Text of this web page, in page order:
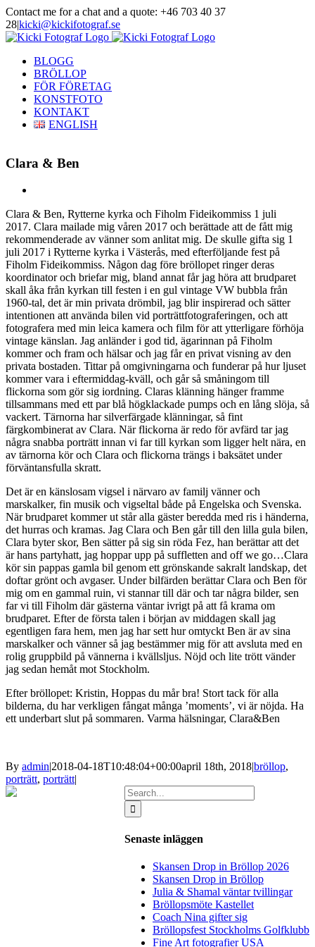
Skip
to
content
Contact me for a chat and a quote: +46 703 40 37
28|kicki@kickifotograf.se
Instagram
Facebook
BLOGG
BRÖLLOP
FÖR FÖRETAG
KONSTFOTO
KONTAKT
ENGLISH
Clara & Ben
Image
Clara & Ben, Rytterne kyrka och Fiholm Fideikommiss 1 juli
2017. Clara mailade mig våren 2017 och berättade att de fått mig
rekommenderade av vänner som anlitat mig. De skulle gifta sig 1
juli 2017 i Rytterne kyrka i Västerås, med efterföljande fest på
Fiholm Fideikommiss. Någon dag före bröllopet ringer deras
koordinator och briefar mig, bland annat får jag höra att brudparet
skall åka från kyrkan till festen i en gul vintage VW bubbla från
1960-tal, det är min privata drömbil, jag blir inspirerad och sätter
intentionen att använda bilen vid porträttfotograferingen, och att
fotografera med min leica kamera och film för att ytterligare förhöja
vintage känslan. Jag anländer i god tid, ägarinnan på Fiholm
kommer och fram och hälsar och jag får en privat visning av den
privata bostaden. Tittar på omgivningarna och funderar på hur ljuset
kommer vara i eftermiddag-kväll, och går så småningom till
flickorna som gör sig iordning. Claras klänning hänger framme
tillsammans med ett par blå högklackade pumps och en lång slöja, så
vackert. Tärnorna har silverfärgade klänningar, så fint
färgkombinerat av Clara. När flickorna är redo för avfärd tar jag
några snabba porträtt innan vi far till kyrkan som ligger helt nära, en
av tärnorna kör och Clara och flickorna trängs i baksätet under
förväntansfulla skratt.
Det är en känslosam vigsel i närvaro av familj vänner och
marskalker, fin musik och vigseltal både på Engelska och Svenska.
När brudparet kommer ut står alla gäster beredda med ris i händerna,
det hurras och kramas. Jag Clara och Ben går till den lilla gula bilen,
Clara byter skor, Ben sätter på sig sin röda Fez, han berättar att det
är hans partyhatt, jag hoppar upp på suffletten and off we go…Clara
kör sin pappas gamla bil genom ett grönskande sakralt landskap, det
doftar grönt och avgaser. Under bilfärden berättar Clara och Ben för
mig om en gammal ruin, vi stannar till där och tar några bilder, sen
far vi till Fiholm där gästerna väntar ivrigt på att få krama om
brudparet. Efter de första talen i början av middagen skall jag
egentligen fara hem, men jag har sett hur omtyckt Ben är av sina
marskalker och vänner så jag bestämmer mig för att avsluta med en
rolig gruppbild på vännerna i kvällsljus. Nöjd och lite trött vänder
jag sedan hemåt mot Stockholm.
Efter bröllopet: Kristin, Hoppas du mår bra! Stort tack för alla
bilderna, du har verkligen fångat många ’moments’, vi är nöjda. Ha
ett underbart slut på sommaren. Varma hälsningar, Clara&Ben
By admin|2018-04-18T10:48:04+00:00april 18th, 2018|bröllop,
porträtt, porträtt|
Search
for:
Senaste inläggen
Skansen Drop in Bröllop 2026
Skansen Drop in Bröllop
Julia & Shamal väntar tvillingar
Bröllopsmöte Kastellet
Coach Nina gifter sig
Bröllopsfest Stockholms Golfklubb
Fine Art fotografier USA